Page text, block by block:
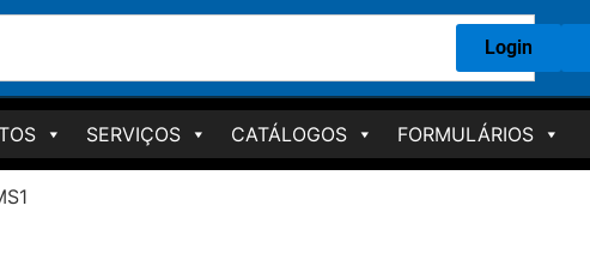
Login
SERVIÇOS CATÁLOGOS FORMULÁRIOS